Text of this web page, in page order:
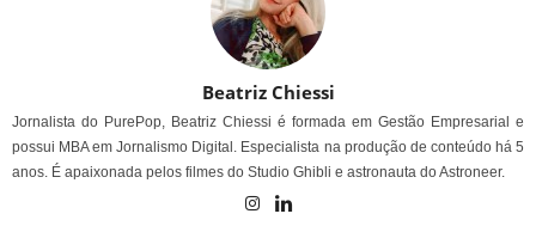
Beatriz Chiessi
Jornalista do PurePop, Beatriz Chiessi é formada em Gestão Empresarial e
possui MBA em Jornalismo Digital. Especialista na produção de conteúdo há 5
anos. É apaixonada pelos filmes do Studio Ghibli e astronauta do Astroneer.